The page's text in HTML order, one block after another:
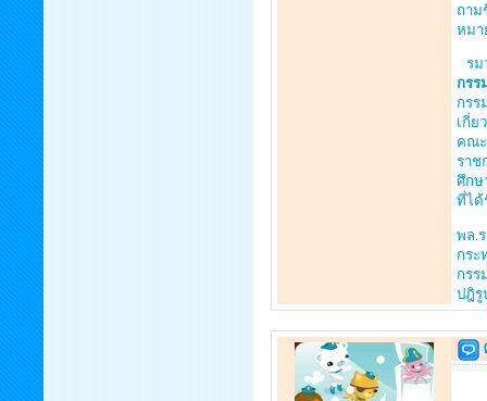
ถาม
หมา
รม
กรร
กรร
เกี่ย
คณะ
ราช
ศึกษ
ที่ได้
พล.
กระ
กรร
ปฎิรู